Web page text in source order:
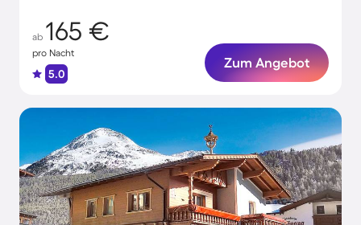
ab 165 €
pro Nacht
5.0
Zum Angebot